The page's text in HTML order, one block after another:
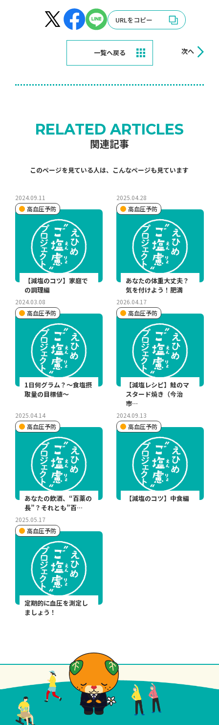
URLをコピー
一覧へ戻る 次へ
RELATED ARTICLES
関連記事
このページを見ている人は、こんなページも見ています
2024.09.11
高血圧予防
【減塩のコツ】家庭で
の調理編
2025.04.28
高血圧予防
あなたの体重大丈夫？
気を付けよう！肥満
2024.03.08
高血圧予防
1日何グラム？～食塩摂
取量の目標値～
2026.04.17
高血圧予防
【減塩レシピ】鮭のマ
スタード焼き（今治
市…
2025.04.14
高血圧予防
あなたの飲酒、“百薬の
長”？それとも”百…
2024.09.13
高血圧予防
【減塩のコツ】中食編
2025.05.17
高血圧予防
定期的に血圧を測定し
ましょう！